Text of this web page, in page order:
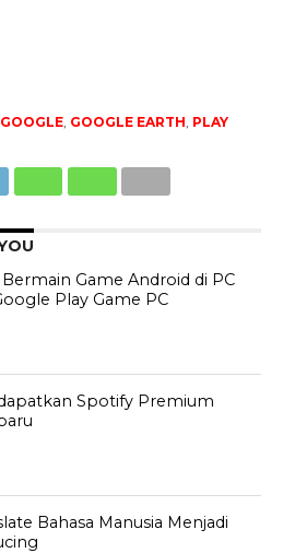
GOOGLE, GOOGLE EARTH PLAY
Bermain Game Android di PC
Play Game PC
Spotify Premium
Bahasa Manusia Menjadi